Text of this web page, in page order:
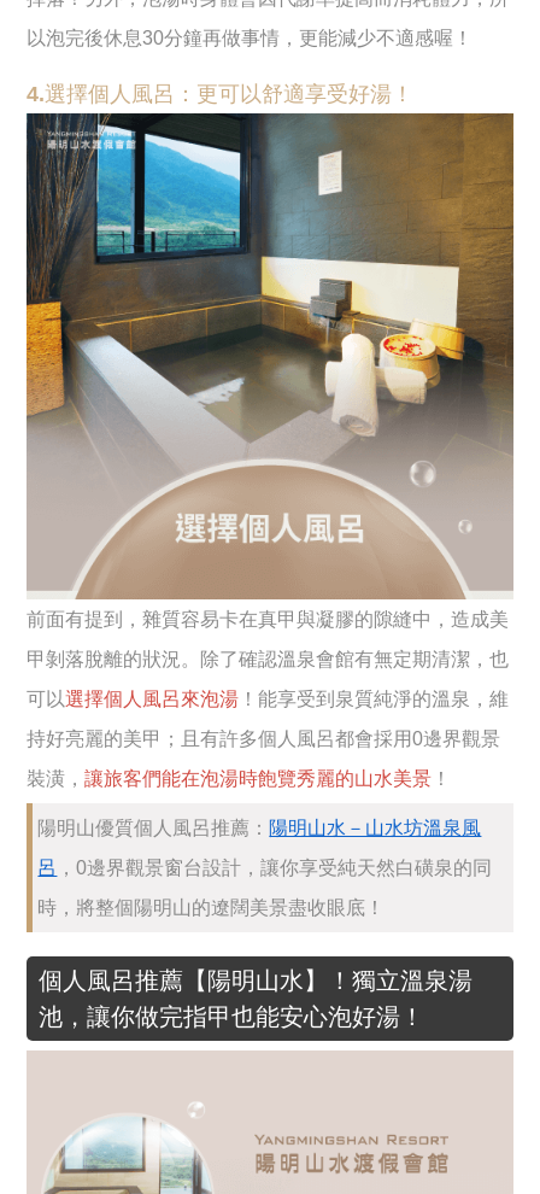
以泡完後休息30分鐘再做事情，更能減少不適感喔！
4.選擇個人風呂：更可以舒適享受好湯！
前面有提到，雜質容易卡在真甲與凝膠的隙縫中，造成美
甲剝落脫離的狀況。除了確認溫泉會館有無定期清潔，也
可以選擇個人風呂來泡湯 ！能享受到泉質純淨的溫泉，維
持好亮麗的美甲；且有許多個人風呂都會採用0邊界觀景
裝潢，讓旅客們能在泡湯時飽覽秀麗的山水美景 ！
陽明山優質個人風呂推薦： 陽明山水－山水坊溫泉風
呂 ，0邊界觀景窗台設計，讓你享受純天然白磺泉的同
時，將整個陽明山的遼闊美景盡收眼底！
個人風呂推薦【陽明山水】！獨立溫泉湯
池，讓你做完指甲也能安心泡好湯！